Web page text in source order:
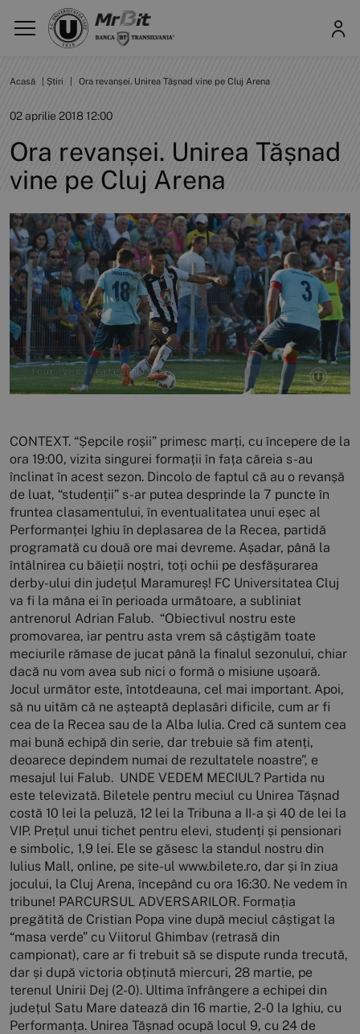
Acasă Știri Ora revanșei. Unirea Tășnad vine pe Cluj Arena
02 aprilie 2018 12:00
Ora revanșei. Unirea Tășnad
vine pe Cluj Arena
CONTEXT. “Șepcile roșii” primesc marți, cu începere de la
ora 19:00, vizita singurei formații în fața căreia s-au
înclinat în acest sezon. Dincolo de faptul că au o revanșă
de luat, “studenții” s-ar putea desprinde la 7 puncte în
fruntea clasamentului, în eventualitatea unui eșec al
Performanței Ighiu în deplasarea de la Recea, partidă
programată cu două ore mai devreme. Așadar, până la
întâlnirea cu băieții noștri, toți ochii pe desfășurarea
derby-ului din județul Maramureș! FC Universitatea Cluj
va fi la mâna ei în perioada următoare, a subliniat
antrenorul Adrian Falub. “Obiectivul nostru este
promovarea, iar pentru asta vrem să câștigăm toate
meciurile rămase de jucat până la finalul sezonului, chiar
dacă nu vom avea sub nici o formă o misiune ușoară.
Jocul următor este, întotdeauna, cel mai important. Apoi,
să nu uităm că ne așteaptă deplasări dificile, cum ar fi
cea de la Recea sau de la Alba Iulia. Cred că suntem cea
mai bună echipă din serie, dar trebuie să fim atenți,
deoarece depindem numai de rezultatele noastre”, e
mesajul lui Falub. UNDE VEDEM MECIUL? Partida nu
este televizată. Biletele pentru meciul cu Unirea Tășnad
costă 10 lei la peluză, 12 lei la Tribuna a II-a și 40 de lei la
VIP. Prețul unui tichet pentru elevi, studenți și pensionari
e simbolic, 1,9 lei. Ele se găsesc la standul nostru din
Iulius Mall, online, pe site-ul www.bilete.ro, dar și în ziua
jocului, la Cluj Arena, începând cu ora 16:30. Ne vedem în
tribune! PARCURSUL ADVERSARILOR. Formația
pregătită de Cristian Popa vine după meciul câștigat la
“masa verde” cu Viitorul Ghimbav (retrasă din
campionat), care ar fi trebuit să se dispute runda trecută,
dar și după victoria obținută miercuri, 28 martie, pe
terenul Unirii Dej (2-0). Ultima înfrângere a echipei din
județul Satu Mare datează din 16 martie, 2-0 la Ighiu, cu
Performanța. Unirea Tășnad ocupă locul 9, cu 24 de